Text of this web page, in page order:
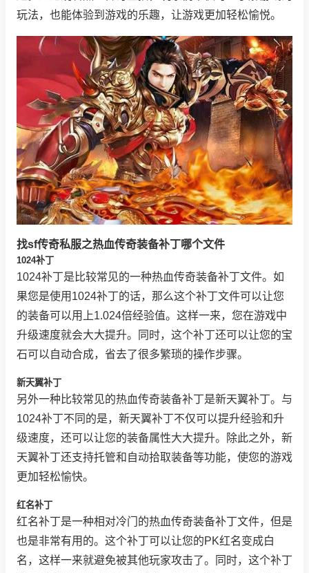
玩法，也能体验到游戏的乐趣，让游戏更加轻松愉悦。
找sf传奇私服之热血传奇装备补丁哪个文件
1024补丁
1024补丁是比较常见的一种热血传奇装备补丁文件。如
果您是使用1024补丁的话，那么这个补丁文件可以让您
的装备可以用上1.024倍经验值。这样一来，您在游戏中
升级速度就会大大提升。同时，这个补丁还可以让您的宝
石可以自动合成，省去了很多繁琐的操作步骤。
新天翼补丁
另外一种比较常见的热血传奇装备补丁是新天翼补丁。与
1024补丁不同的是，新天翼补丁不仅可以提升经验和升
级速度，还可以让您的装备属性大大提升。除此之外，新
天翼补丁还支持托管和自动拾取装备等功能，使您的游戏
更加轻松愉快。
红名补丁
红名补丁是一种相对冷门的热血传奇装备补丁文件，但是
也是非常有用的。这个补丁可以让您的PK红名变成白
名，这样一来就避免被其他玩家攻击了。同时，这个补丁